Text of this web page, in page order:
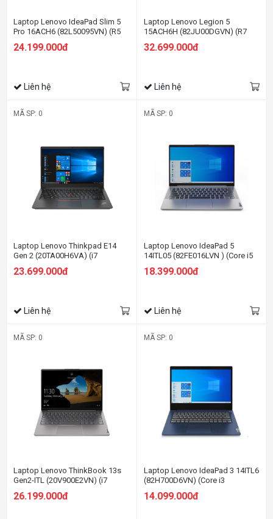
Laptop Lenovo IdeaPad Slim 5
Pro 16ACH6 (82L50095VN) (R5
WQXGA 120Hz/GTX 1650
24.199.000đ
Liên hệ
Laptop Lenovo Legion 5
15ACH6H (82JU00DGVN) (R7
SSD/15.6FHD 165Hz/RTX3060
32.699.000đ
Liên hệ
MÃ SP: 0
Laptop Lenovo Thinkpad E14
Gen 2 (20TA00H6VA) (i7
1165G7/8GB RAM/512GB
SSD/14 FHD/Non OS/Đen)
23.699.000đ
Liên hệ
MÃ SP: 0
Laptop Lenovo IdeaPad 5
14ITL05 (82FE016LVN ) (Core i5
1135G7/8GB RAM/512GB
SSD/14 FHD/Win11/Xám)
18.399.000đ
Liên hệ
MÃ SP: 0
Laptop Lenovo ThinkBook 13s
Gen2-ITL (20V900E2VN) (i7
SSD/13.3 FHD/Non OS/Xám)
26.199.000đ
MÃ SP: 0
Laptop Lenovo IdeaPad 3 14ITL6
(82H700D6VN) (Core i3
SSD/14 FHD/Win10/Xanh)
14.099.000đ